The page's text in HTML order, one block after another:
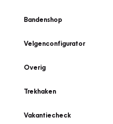
Bandenshop
Velgenconfigurator
Overig
Trekhaken
Vakantiecheck